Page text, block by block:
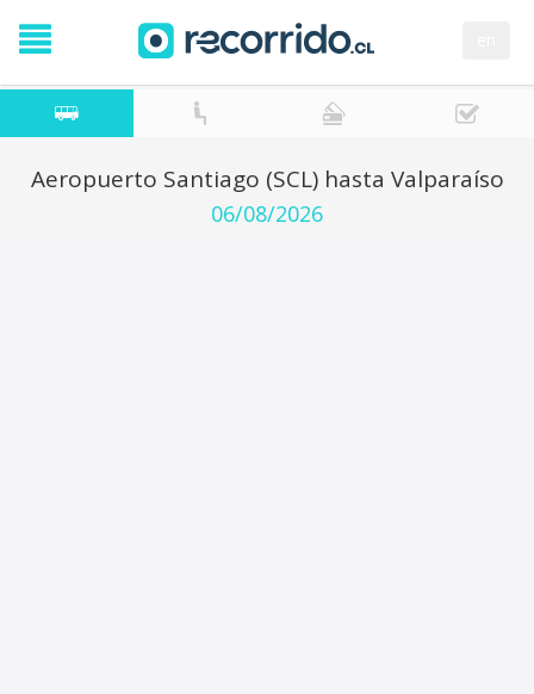
Aeropuerto Santiago (SCL) hasta Valparaíso
06/08/2026